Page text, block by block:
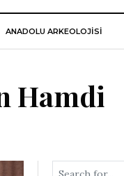
ANADOLU ARKEOLOJİSİ
Hamdi